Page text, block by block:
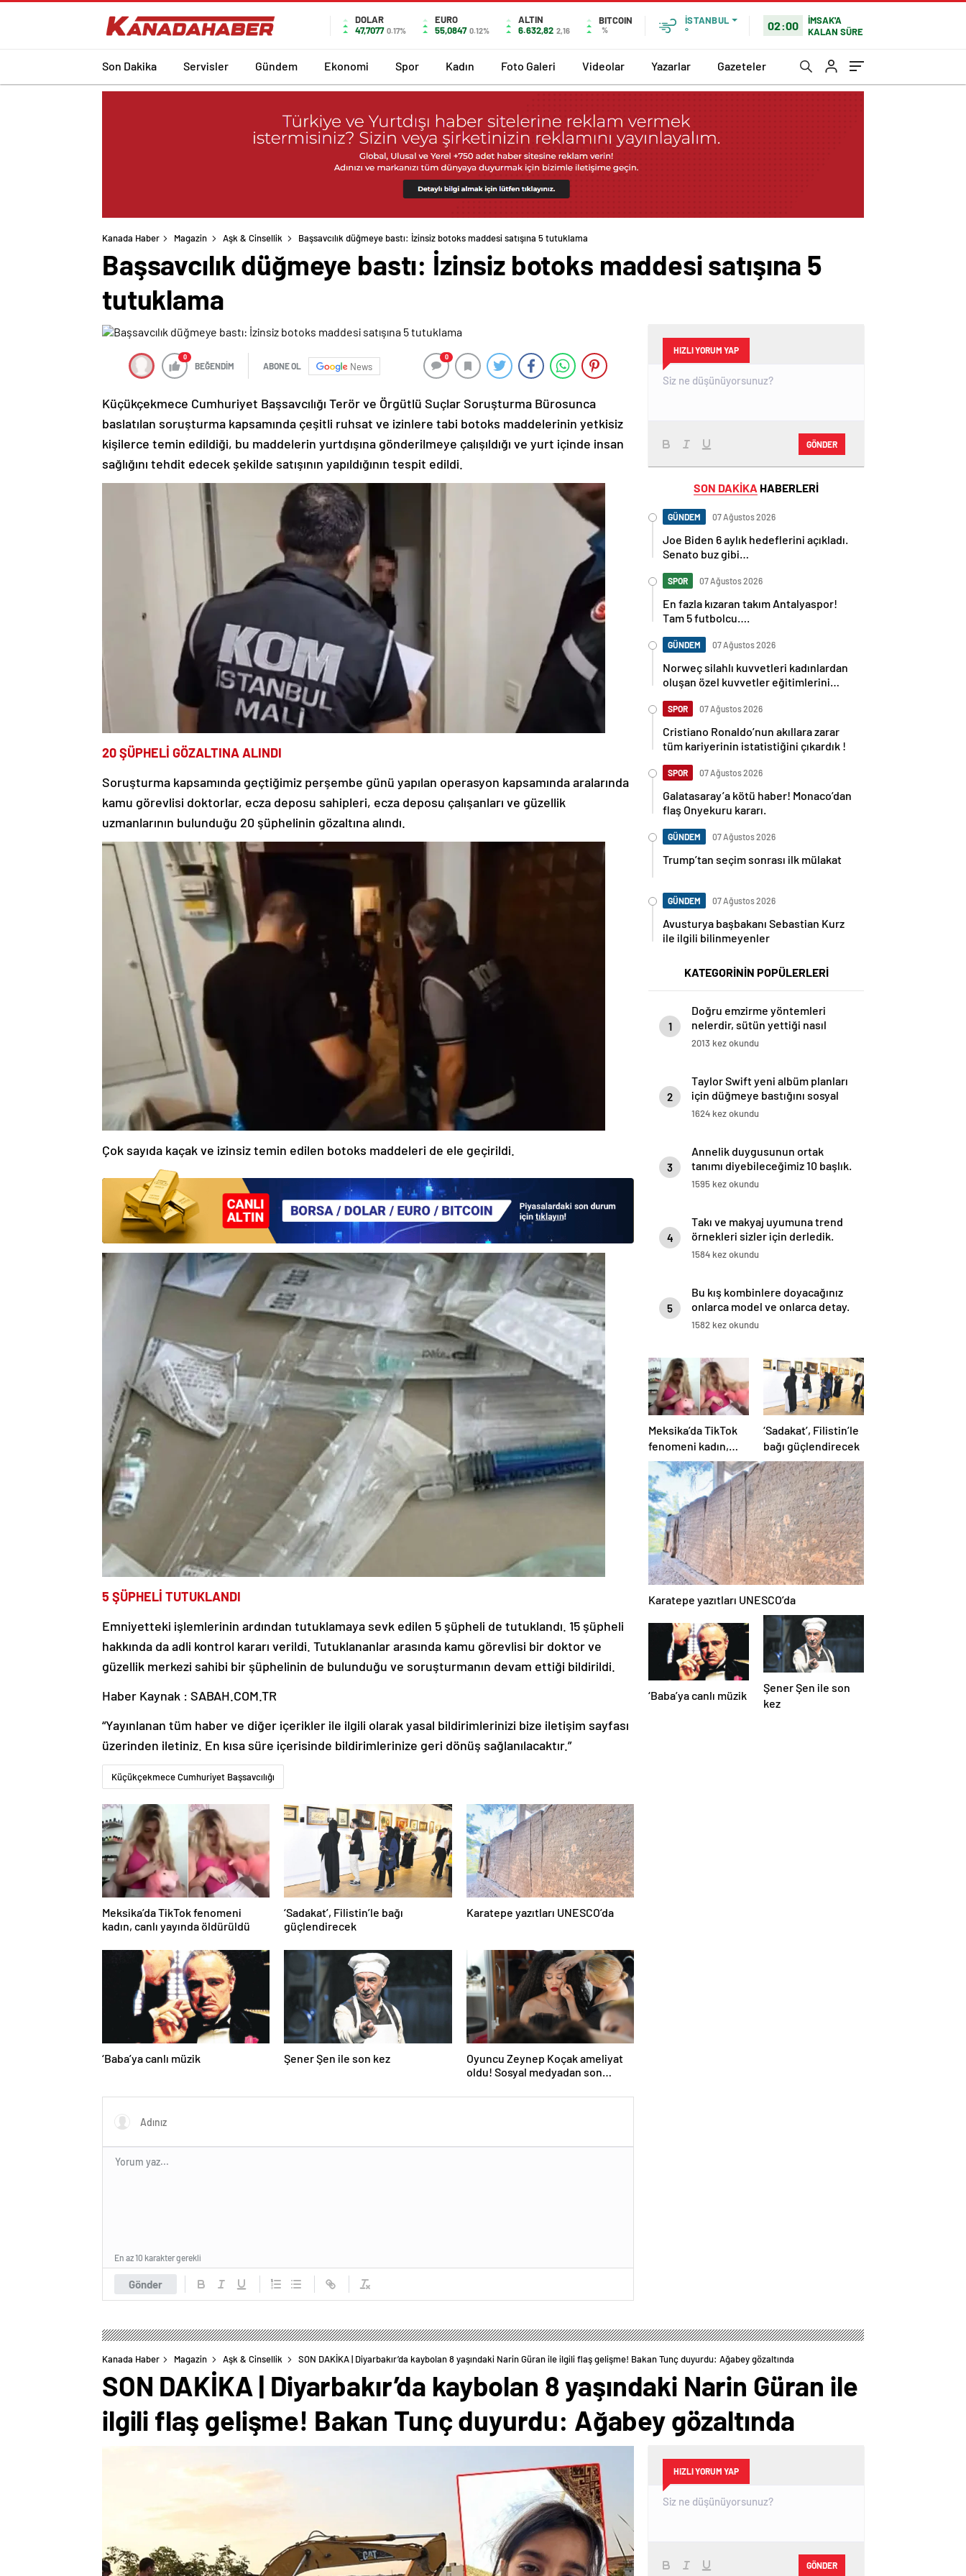
DOLAR
47,7077 0.17%
EURO
55,0847 0.12%
ALTIN
6.632,82 2,16
BITCOIN
%
İSTANBUL
°
02:00
İMSAK'A
KALAN SÜRE
Son Dakika Servisler Gündem Ekonomi Spor Kadın Foto Galeri Videolar Yazarlar Gazeteler
Kanada Haber Magazin Aşk & Cinsellik Başsavcılık düğmeye bastı: İzinsiz botoks maddesi satışına 5 tutuklama
Başsavcılık düğmeye bastı: İzinsiz botoks maddesi satışına 5
tutuklama
0
BEĞENDİM ABONE OL News
0
Küçükçekmece Cumhuriyet Başsavcılığı Terör ve Örgütlü Suçlar Soruşturma Bürosunca
baslatılan soruşturma kapsamında çeşitli ruhsat ve izinlere tabi botoks maddelerinin yetkisiz
kişilerce temin edildiği, bu maddelerin yurtdışına gönderilmeye çalışıldığı ve yurt içinde insan
sağlığını tehdit edecek şekilde satışının yapıldığının tespit edildi.
20 ŞÜPHELİ GÖZALTINA ALINDI
Soruşturma kapsamında geçtiğimiz perşembe günü yapılan operasyon kapsamında aralarında
kamu görevlisi doktorlar, ecza deposu sahipleri, ecza deposu çalışanları ve güzellik
uzmanlarının bulunduğu 20 şüphelinin gözaltına alındı.
Çok sayıda kaçak ve izinsiz temin edilen botoks maddeleri de ele geçirildi.
5 ŞÜPHELİ TUTUKLANDI
Emniyetteki işlemlerinin ardından tutuklamaya sevk edilen 5 şüpheli de tutuklandı. 15 şüpheli
hakkında da adli kontrol kararı verildi. Tutuklananlar arasında kamu görevlisi bir doktor ve
güzellik merkezi sahibi bir şüphelinin de bulunduğu ve soruşturmanın devam ettiği bildirildi.
Haber Kaynak : SABAH.COM.TR
“Yayınlanan tüm haber ve diğer içerikler ile ilgili olarak yasal bildirimlerinizi bize iletişim sayfası
üzerinden iletiniz. En kısa süre içerisinde bildirimlerinize geri dönüş sağlanılacaktır.”
Küçükçekmece Cumhuriyet Başsavcılığı
Meksika’da TikTok fenomeni
kadın, canlı yayında öldürüldü
‘Sadakat’, Filistin’le bağı
güçlendirecek
Karatepe yazıtları UNESCO’da
‘Baba’ya canlı müzik Şener Şen ile son kez
Oyuncu Zeynep Koçak ameliyat
oldu! Sosyal medyadan son
Gönder
En az 10 karakter gerekli
HIZLI YORUM YAP
GÖNDER
SON DAKİKA HABERLERİ
GÜNDEM 07 Ağustos 2026
Joe Biden 6 aylık hedeflerini açıkladı.
Senato buz gibi…
SPOR 07 Ağustos 2026
En fazla kızaran takım Antalyaspor!
Tam 5 futbolcu….
GÜNDEM 07 Ağustos 2026
Norweç silahlı kuvvetleri kadınlardan
oluşan özel kuvvetler eğitimlerini
SPOR 07 Ağustos 2026
Cristiano Ronaldo’nun akıllara zarar
tüm kariyerinin istatistiğini çıkardık !
SPOR 07 Ağustos 2026
Galatasaray’a kötü haber! Monaco’dan
flaş Onyekuru kararı.
GÜNDEM 07 Ağustos 2026
Trump’tan seçim sonrası ilk mülakat
GÜNDEM 07 Ağustos 2026
Avusturya başbakanı Sebastian Kurz
ile ilgili bilinmeyenler
KATEGORİNİN POPÜLERLERİ
1
Doğru emzirme yöntemleri
nelerdir, sütün yettiği nasıl
anlaşılır?
2013 kez okundu
2
Taylor Swift yeni albüm planları
için düğmeye bastığını sosyal
medyadan duyurdu!
1624 kez okundu
3
Annelik duygusunun ortak
tanımı diyebileceğimiz 10 başlık.
1595 kez okundu
4
Takı ve makyaj uyumuna trend
örnekleri sizler için derledik.
1584 kez okundu
5
Bu kış kombinlere doyacağınız
onlarca model ve onlarca detay.
1582 kez okundu
Meksika’da TikTok
fenomeni kadın,
canlı yayında
öldürüldü
‘Sadakat’, Filistin’le
bağı güçlendirecek
Karatepe yazıtları UNESCO’da
‘Baba’ya canlı müzik
Şener Şen ile son
kez
Kanada Haber Magazin Aşk & Cinsellik SON DAKİKA | Diyarbakır’da kaybolan 8 yaşındaki Narin Güran ile ilgili flaş gelişme! Bakan Tunç duyurdu: Ağabey gözaltında
SON DAKİKA | Diyarbakır’da kaybolan 8 yaşındaki Narin Güran ile
ilgili flaş gelişme! Bakan Tunç duyurdu: Ağabey gözaltında
HIZLI YORUM YAP
GÖNDER